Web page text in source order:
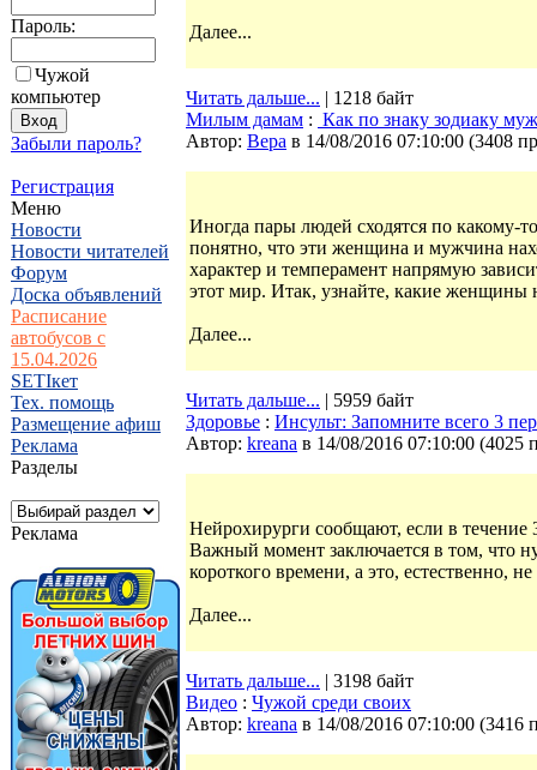
Пароль:
Чужой
компьютер
Забыли пароль?
Регистрация
Меню
Новости
Новости читателей
Форум
Доска объявлений
Расписание
автобусов с
15.04.2026
SETIкет
Тех. помощь
Размещение афиш
Реклама
Разделы
Реклама
Далее...
Читать дальше... | 1218 байт
Милым дамам : Как по знаку зодиаку
Автор: Bepa в 14/08/2016 07:10:00 (3408
Иногда пары людей сходятся по
понятно, что эти женщина и мужчина
характер и темперамент напрямую
этот мир. Итак, узнайте, какие женщины
Далее...
Читать дальше... | 5959 байт
Здоровье : Инсульт: Запомните всего 3
Автор: kreana в 14/08/2016 07:10:00 (4025
Нейрохирурги сообщают, если в течение
Важный момент заключается в том, что
короткого времени, а это, естественно,
Далее...
Читать дальше... | 3198 байт
Видео : Чужой среди своих
Автор: kreana в 14/08/2016 07:10:00 (3416